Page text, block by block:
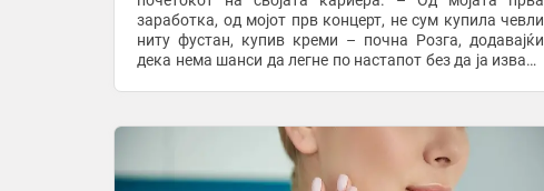
заработка, од мојот прв концерт, не сум купила чевли
ниту фустан, купив креми – почна Розга, додавајќи
дека нема шанси да легне по настапот без да ја извади